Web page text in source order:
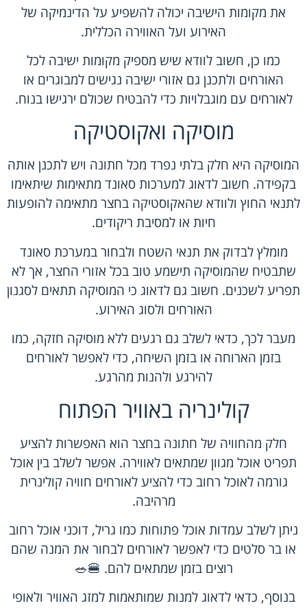
את מקומות הישיבה יכולה להשפיע על הדינמיקה של
האירוע ועל האווירה הכללית.
כמו כן, חשוב לוודא שיש מספיק מקומות ישיבה לכל
האורחים ולתכנן גם אזורי ישיבה נגישים למבוגרים או
לאורחים עם מוגבלויות כדי להבטיח שכולם ירגישו בנוח.
מוסיקה ואקוסטיקה
המוסיקה היא חלק בלתי נפרד מכל חתונה ויש לתכנן אותה
בקפידה. חשוב לדאוג למערכות סאונד מתאימות שיתאימו
לתנאי החוץ ולוודא שהאקוסטיקה בחצר מתאימה להופעות
חיות או למסיבת ריקודים.
מומלץ לבדוק את תנאי השטח ולבחור במערכת סאונד
שתבטיח שהמוסיקה תישמע טוב בכל אזורי החצר, אך לא
תפריע לשכנים. חשוב גם לדאוג כי המוסיקה תתאים לסגנון
האורחים ולסוג האירוע.
מעבר לכך, כדאי לשלב גם רגעים ללא מוסיקה חזקה, כמו
בזמן הארוחה או בזמן השיחה, כדי לאפשר לאורחים
להירגע ולהנות מהרגע.
קולינריה באוויר הפתוח
חלק מהחוויה של חתונה בחצר הוא האפשרות להציע
תפריט אוכל מגוון שמתאים לאווירה. אפשר לשלב בין אוכל
גורמה לאוכל רחוב כדי להציע לאורחים חוויה קולינרית
מרהיבה.
ניתן לשלב עמדות אוכל פתוחות כמו גריל, דוכני אוכל רחוב
או בר סלטים כדי לאפשר לאורחים לבחור את המנה שהם
רוצים בזמן שמתאים להם. 🍔🥗
בנוסף, כדאי לדאוג למנות שמותאמות למזג האוויר ולאופי